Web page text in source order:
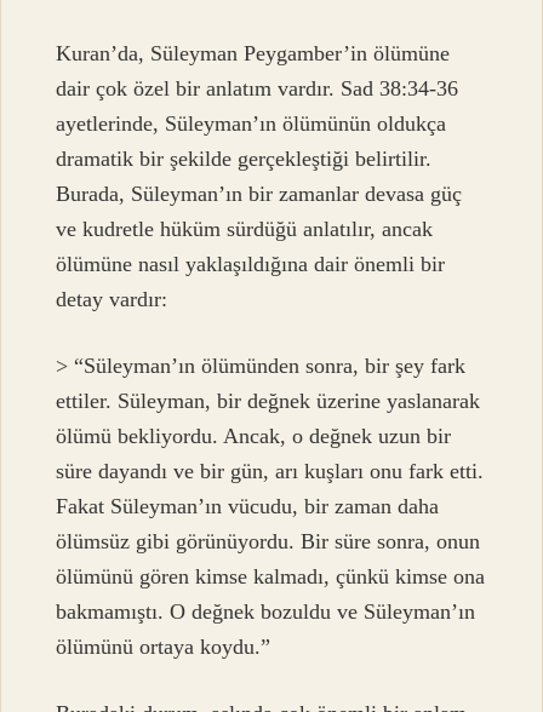
Kuran’da, Süleyman Peygamber’in ölümüne
dair çok özel bir anlatım vardır. Sad 38:34-36
ayetlerinde, Süleyman’ın ölümünün oldukça
dramatik bir şekilde gerçekleştiği belirtilir.
Burada, Süleyman’ın bir zamanlar devasa güç
ve kudretle hüküm sürdüğü anlatılır, ancak
ölümüne nasıl yaklaşıldığına dair önemli bir
detay vardır:
> “Süleyman’ın ölümünden sonra, bir şey fark
ettiler. Süleyman, bir değnek üzerine yaslanarak
ölümü bekliyordu. Ancak, o değnek uzun bir
süre dayandı ve bir gün, arı kuşları onu fark etti.
Fakat Süleyman’ın vücudu, bir zaman daha
ölümsüz gibi görünüyordu. Bir süre sonra, onun
ölümünü gören kimse kalmadı, çünkü kimse ona
bakmamıştı. O değnek bozuldu ve Süleyman’ın
ölümünü ortaya koydu.”